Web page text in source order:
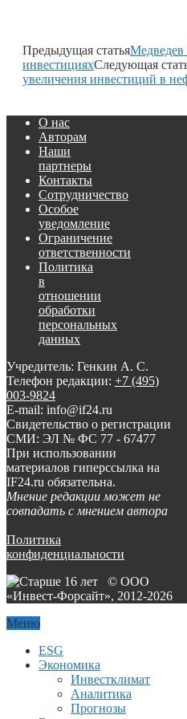
Предыдущая статьяМедведев
инвестицияхСледующая
увеличения инвестиций в
О нас
Авторам
Наши
партнеры
Контакты
Сотрудничество
Особое
уведомление
Ограничение
ответственности
Политика
в
отношении
обработки
персональных
данных
Учредитель: Генкин А. С.
Телефон редакции: +7 (495)
003-9824
E-mail: info@if24.ru
Свидетельство о регистрации
СМИ: ЭЛ № ФС 77 - 67477
При использовании
материалов гиперссылка на
IF24.ru обязательна.
Мнение редакции может не
совпадать с мнением автора
Политика
конфиденциальности
© ООО
«Инвест-Форсайт», 2012-2026
Меню
ESG
Экономика
Инвестклимат
Аналитика
Прогнозы